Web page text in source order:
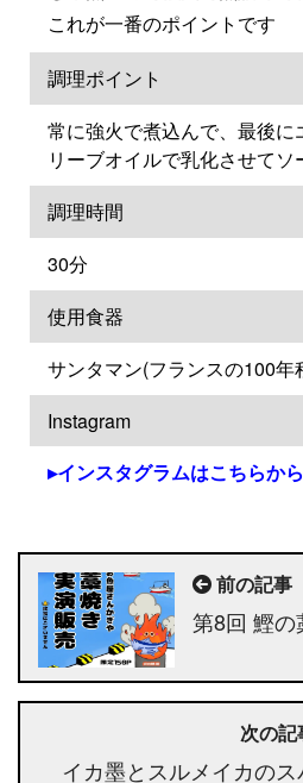
これが一番のポイントです
調理ポイント
常に強火で煮込んで、最後
リーブオイルで乳化させてソ
調理時間
30分
使用食器
サンタマン(フランスの100年
Instagram
インスタグラムはこちらから
前の記事
第8回 鰹
次の記
イカ墨とスルメイカの